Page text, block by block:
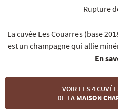
Rupture
La cuvée Les Couarres (base
est un champagne qui allie
En
VOIR LES 4
DE LA MAISON